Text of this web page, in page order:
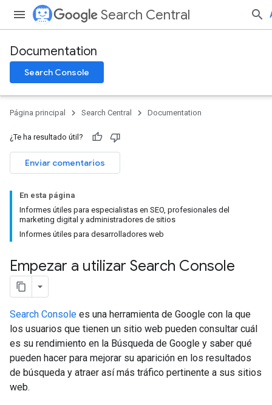
Search Central
Documentation
Search Console
Página principal Search Central Documentation
¿Te ha resultado útil?
Enviar comentarios
En esta página
Informes útiles para especialistas en SEO, profesionales del
marketing digital y administradores de sitios
Informes útiles para desarrolladores web
Empezar a utilizar Search Console
Search Console es una herramienta de Google con la que
los usuarios que tienen un sitio web pueden consultar cuál
es su rendimiento en la Búsqueda de Google y saber qué
pueden hacer para mejorar su aparición en los resultados
de búsqueda y atraer así más tráfico pertinente a sus sitios
web.